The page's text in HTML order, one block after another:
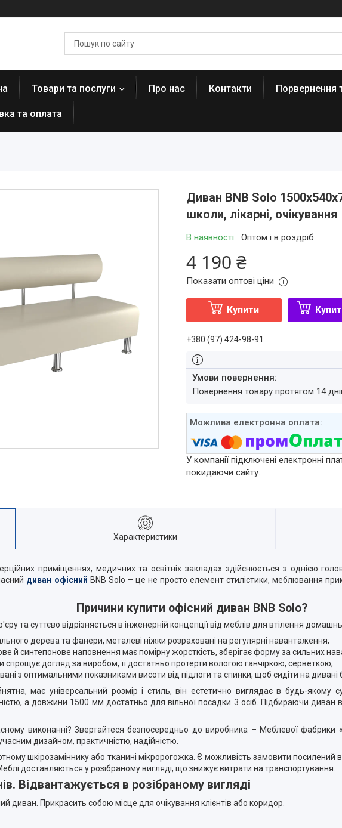
Товари та послуги Про нас Контакти Порвернення
та оплата
Диван BNB Solo
школи, лікарні, очікування
В наявності Оптом і в роздріб
4 190 ₴
Показати оптові ціни
Купити
+380 (97) 424-98-91
повернення товару протягом 14
У компанії підключені електронні
покидаючи сайту.
Характеристики
приміщеннях, медичних та освітніх закладах здійснюється з однією
диван офісний BNB Solo – це не просто елемент стилістики, меблювання
Причини купити офісний диван BNB Solo?
та суттєво відрізняється в інженерній концепції від меблів для втілення
дерева та фанери, металеві ніжки розраховані на регулярні навантаження;
й синтепонове наповнення має помірну жорсткість, зберігає форму за сильних
спрощує догляд за виробом, її достатньо протерти вологою ганчіркою, серветкою;
з оптимальними показниками висоти від підлоги та спинки, щоб сидіти на
має універсальний розмір і стиль, він естетично виглядає в будь-якому
а довжини 1500 мм достатньо для вільної посадки 3 осіб. Підбираючи диван
виконанні? Звертайтеся безпосередньо до виробника – Меблевої
дизайном, практичністю, надійністю.
шкірозаміннику або тканині мікророгожка. Є можливість замовити
доставляються у розібраному вигляді, що знижує витрати на транспортування.
Відвантажується в розібраному вигляді
диван. Прикрасить собою місце для очікування клієнтів або коридор.